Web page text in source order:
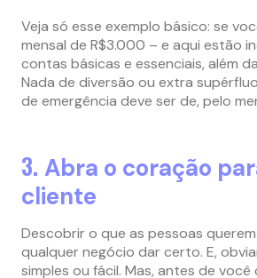
Veja só esse exemplo básico: se
mensal de R$3.000 – e aqui estão
contas básicas e essenciais, além
Nada de diversão ou extra
de emergência deve ser de, pelo
3. Abra o coração
cliente
Descobrir o que as pessoas
qualquer negócio dar certo. E,
simples ou fácil. Mas, antes de